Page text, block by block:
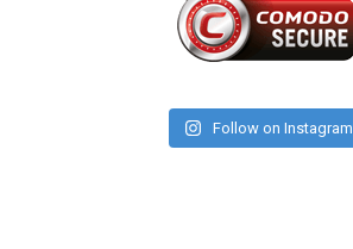
Follow on Instagram